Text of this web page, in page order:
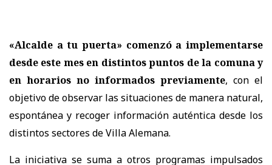
«Alcalde a tu puerta» comenzó a implementarse
desde este mes en distintos puntos de la comuna y
en horarios no informados previamente, con el
objetivo de observar las situaciones de manera natural,
espontánea y recoger información auténtica desde los
distintos sectores de Villa Alemana.
La iniciativa se suma a otros programas impulsados